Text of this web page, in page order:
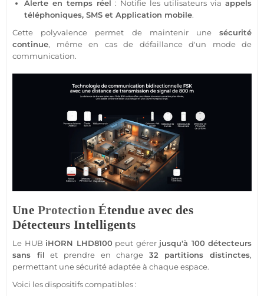
Alerte en temps réel : Notifie les utilisateurs via appels
téléphoniques, SMS et Application mobile.
Cette polyvalence permet de maintenir une sécurité
continue, même en cas de défaillance d'un mode de
communication.
Une Protection Étendue avec des
Détecteurs Intelligents
Le HUB iHORN LHD8100peut gérer jusqu'à 100 détecteurs
sans fil et prendre en charge 32 partitions distinctes,
permettant unesécuritéadaptée à chaque espace.
Voici les dispositifscompatibles: